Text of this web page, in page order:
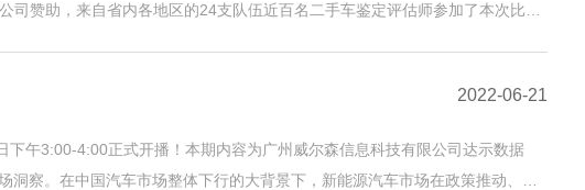
赞助，来自省内各地区的24支队伍近百名二手车鉴定评估师参加了本次比
2022-06-21
午3:00-4:00正式开播！本期内容为广州威尔森信息科技有限公司达示数据
察。在中国汽车市场整体下行的大背景下，新能源汽车市场在政策推动、市